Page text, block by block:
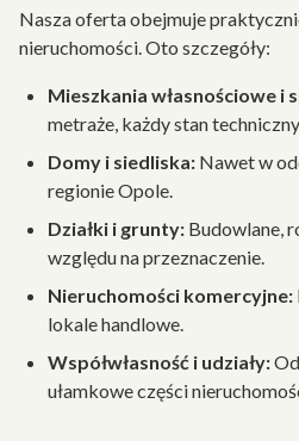
Nasza oferta obejmuje
nieruchomości. Oto szczegóły:
Mieszkania własnościowe i
metraże, każdy stan
Domy i siedliska: Nawet w
regionie Opole.
Działki i grunty: Budowlane,
względu na przeznaczenie.
Nieruchomości komercyjne:
lokale handlowe.
Współwłasność i udziały:
ułamkowe części